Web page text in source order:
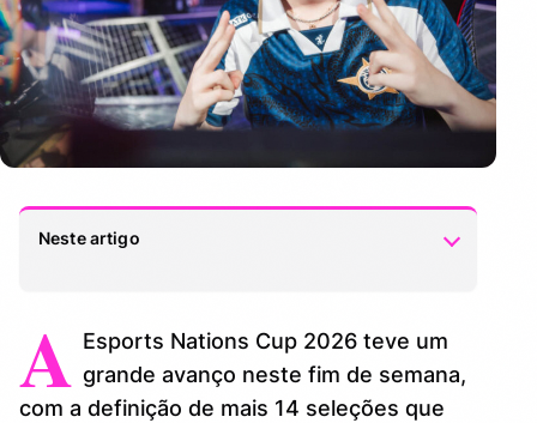
Neste artigo
REPRESENTANTES
EUROPA E ÁSIA TAMBÉM DEFINEM
A Esports Nations Cup 2026 teve um
grande avanço neste fim de semana,
com a definição de mais 14 seleções que